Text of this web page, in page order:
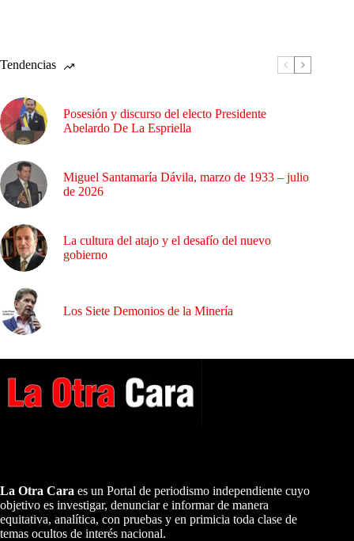
Tendencias
Posesión y discurso del electo Presidente
Abelardo De La Espriella
Miguel Santamaría Dávila, marzo de 1933 – julio
de 2026
La cultura del atajo y el desafío del nuevo
gobierno
Los Siete Demonios de la Minería
La Otra Cara es un Portal de periodismo independiente cuyo
objetivo es investigar, denunciar e informar de manera
equitativa, analítica, con pruebas y en primicia toda clase de
temas ocultos de interés nacional.